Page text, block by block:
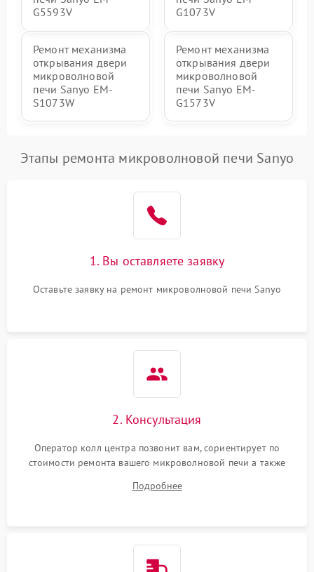
G5593V
G1073V
Ремонт механизма
открывания двери
микроволновой
печи Sanyo EM-
S1073W
Ремонт механизма
открывания двери
микроволновой
печи Sanyo EM-
G1573V
Этапы ремонта микроволновой печи Sanyo
1. Вы оставляете заявку
Оставьте заявку на ремонт микроволновой печи Sanyo
2. Консультация
Оператор колл центра позвонит вам, сориентирует по
стоимости ремонта вашего микроволновой печи а также
Подробнее